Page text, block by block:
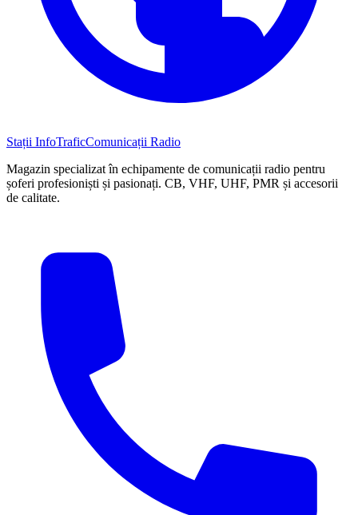
Stații InfoTraficComunicații Radio
Magazin specializat în echipamente de comunicații radio pentru
șoferi profesioniști și pasionați. CB, VHF, UHF, PMR și accesorii
de calitate.